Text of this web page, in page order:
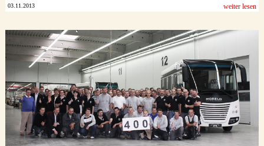
03.11.2013 weiter lesen